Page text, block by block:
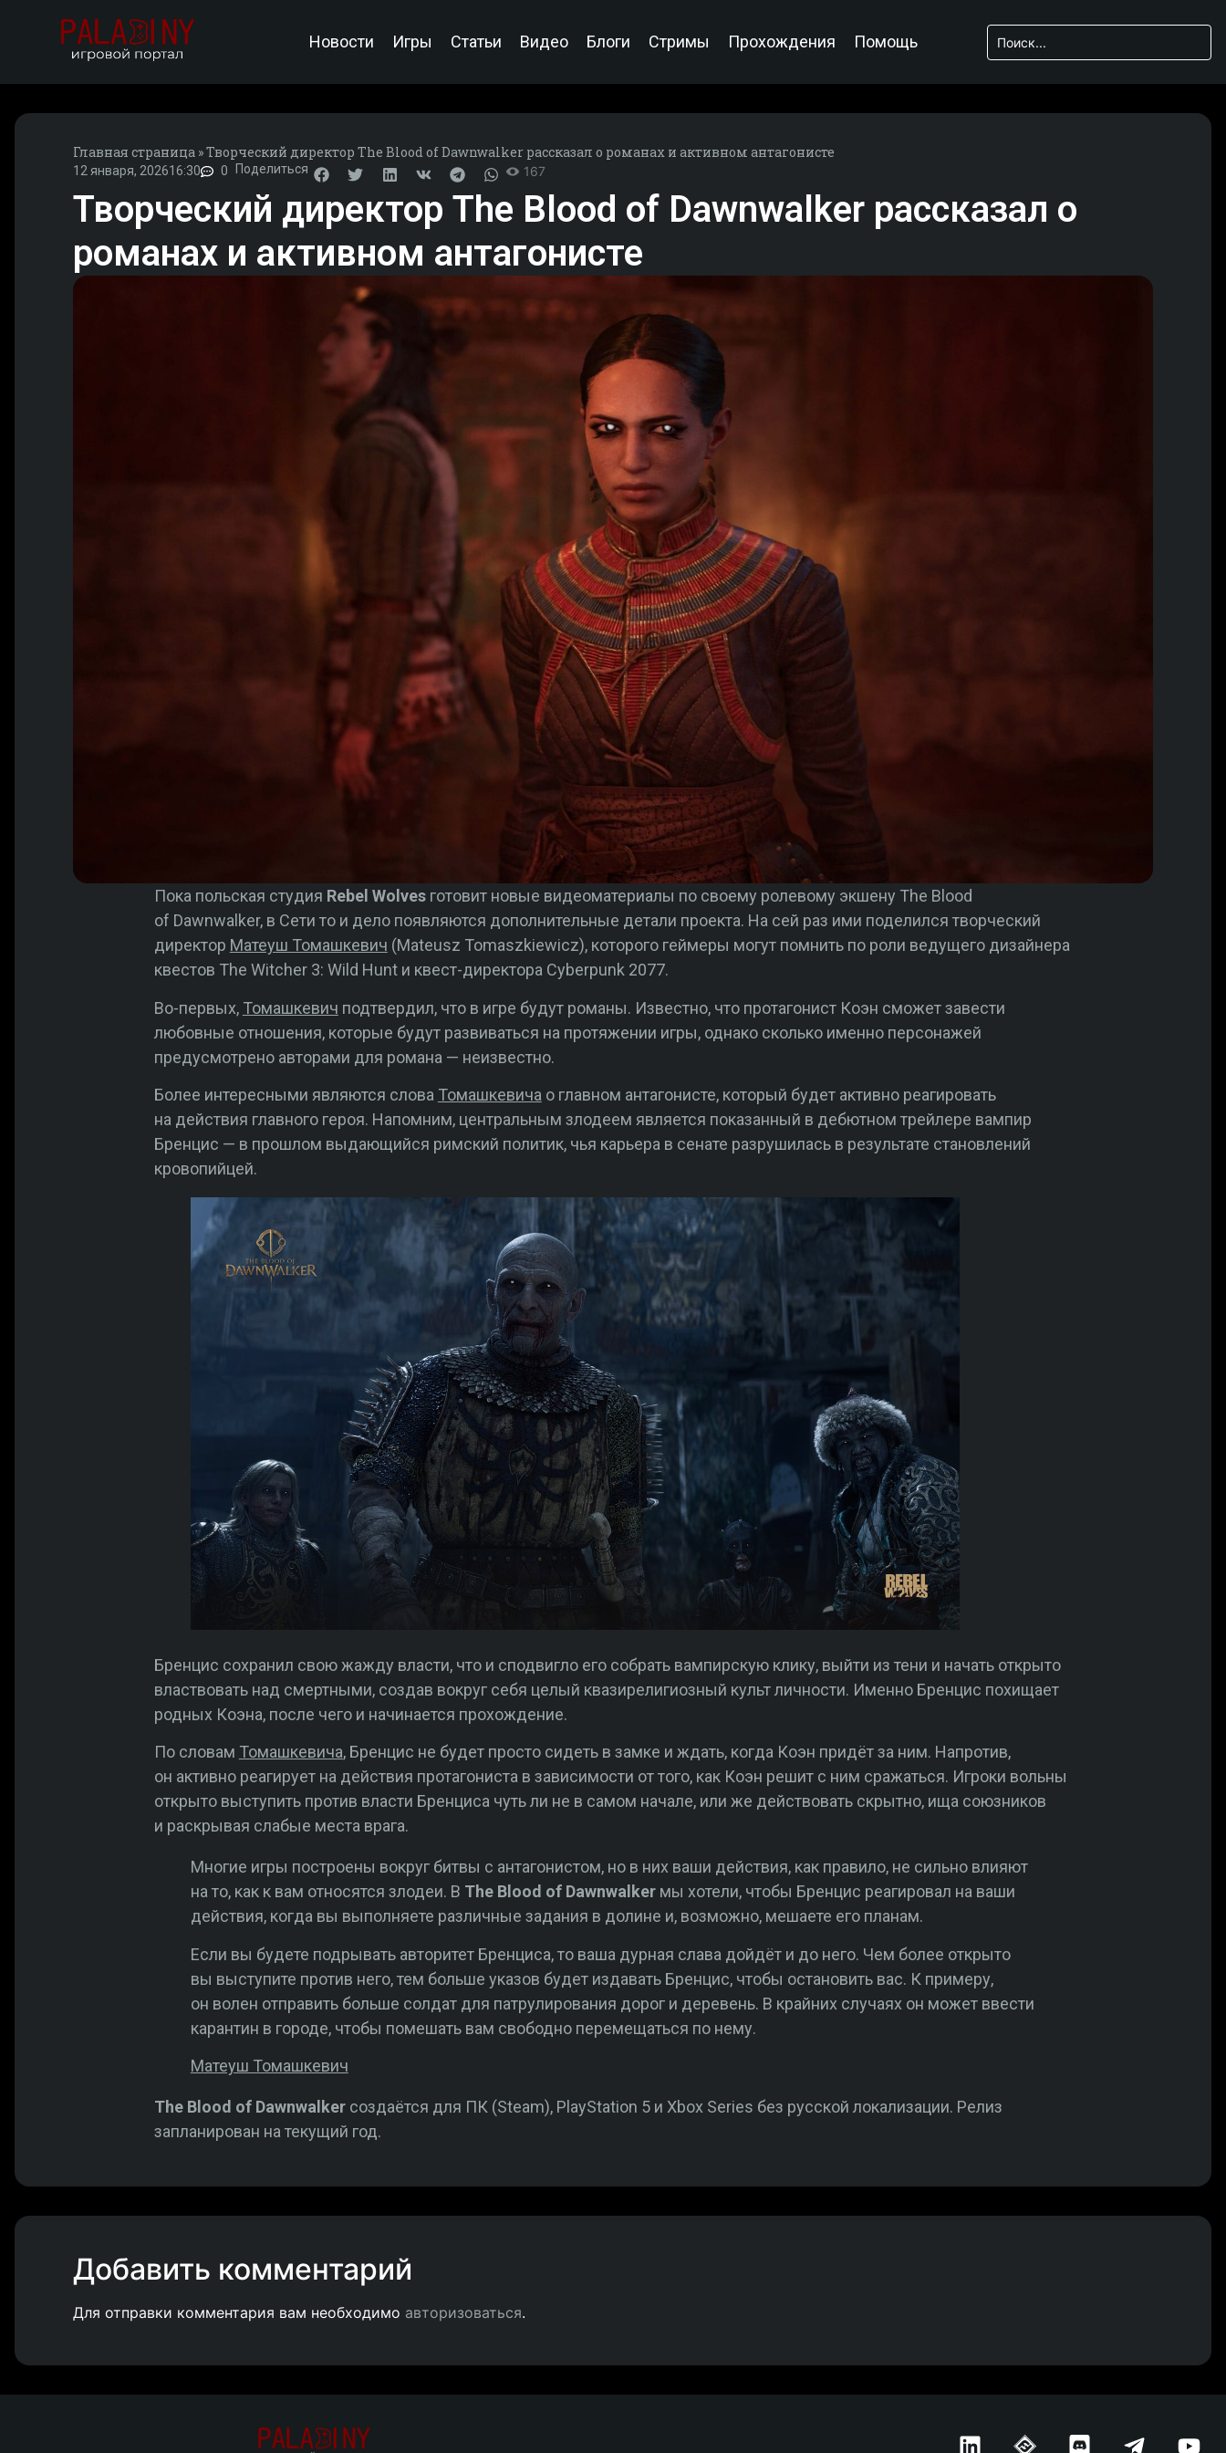
Новости Игры Статьи Видео Блоги Стримы Прохождения Помощь
Главная страница »Творческий директор The Blood of Dawnwalker рассказал о романах и активном антагонисте
12 января, 202616:30 0 Поделиться 167
Творческий директор The Blood of Dawnwalker рассказал о
романах и активном антагонисте
Пока польская студия Rebel Wolvesготовит новые видеоматериалы по своему ролевому экшену The Blood
of Dawnwalker, в Сети то и дело появляются дополнительные детали проекта. На сей раз ими поделился творческий
директор Матеуш Томашкевич (Mateusz Tomaszkiewicz), которого геймеры могут помнить по роли ведущего дизайнера
квестов The Witcher 3: Wild Hunt и квест-директора Cyberpunk 2077.
Во-первых, Томашкевич подтвердил, что в игре будут романы. Известно, что протагонист Коэн сможет завести
любовные отношения, которые будут развиваться на протяжении игры, однако сколько именно персонажей
предусмотрено авторами для романа — неизвестно.
Более интересными являются слова Томашкевича о главном антагонисте, который будет активно реагировать
на действия главного героя. Напомним, центральным злодеем является показанный в дебютном трейлере вампир
Бренцис — в прошлом выдающийся римский политик, чья карьера в сенате разрушилась в результате становлений
кровопийцей.
Бренцис сохранил свою жажду власти, что и сподвигло его собрать вампирскую клику, выйти из тени и начать открыто
властвовать над смертными, создав вокруг себя целый квазирелигиозный культ личности. Именно Бренцис похищает
родных Коэна, после чего и начинается прохождение.
По словам Томашкевича, Бренцис не будет просто сидеть в замке и ждать, когда Коэн придёт за ним. Напротив,
он активно реагирует на действия протагониста в зависимости от того, как Коэн решит с ним сражаться. Игроки вольны
открыто выступить против власти Бренциса чуть ли не в самом начале, или же действовать скрытно, ища союзников
и раскрывая слабые места врага.
Многие игры построены вокруг битвы с антагонистом, но в них ваши действия, как правило, не сильно влияют
на то, как к вам относятся злодеи. В The Blood of Dawnwalkerмы хотели, чтобы Бренцис реагировал на ваши
действия, когда вы выполняете различные задания в долине и, возможно, мешаете его планам.
Если вы будете подрывать авторитет Бренциса, то ваша дурная слава дойдёт и до него. Чем более открыто
вы выступите против него, тем больше указов будет издавать Бренцис, чтобы остановить вас. К примеру,
он волен отправить больше солдат для патрулирования дорог и деревень. В крайних случаях он может ввести
карантин в городе, чтобы помешать вам свободно перемещаться по нему.
Матеуш Томашкевич
The Blood of Dawnwalker создаётся для ПК (Steam), PlayStation 5 и Xbox Series без русской локализации. Релиз
запланирован на текущий год.
Добавить комментарий
Для отправки комментария вам необходимо авторизоваться.